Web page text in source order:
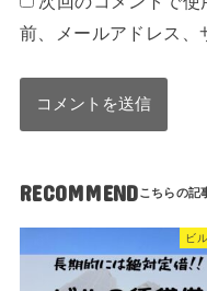
前、メールアドレス、
RECOMMEND
ビ